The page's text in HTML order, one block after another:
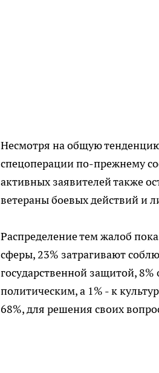
Несмотря на общую
спецоперации по-прежнему
активных заявителей также
ветераны боевых действий и
Распределение тем жалоб
сферы, 23% затрагивают
государственной защитой,
политическим, а 1% - к
68%, для решения своих